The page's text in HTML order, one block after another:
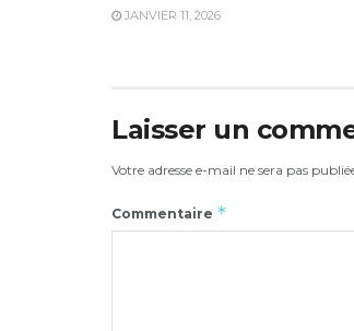
JANVIER 11, 2026
Laisser un
Votre adresse e-mail ne sera pas
Commentaire *